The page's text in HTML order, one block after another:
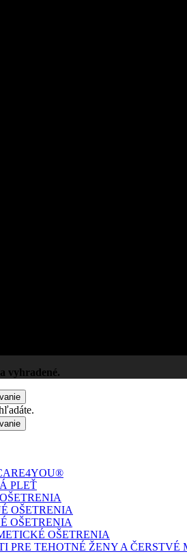
vyhradené.
PLEŤ
OŠETRENIA
OŠETRENIA
OŠETRENIA
PRE TEHOTNÉ ŽENY A ČERSTVÉ